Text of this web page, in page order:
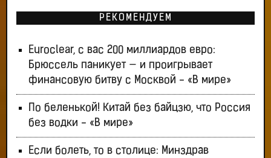
РЕКОМЕНДУЕМ
Euroclear, с вас 200 миллиардов евро:
Брюссель паникует — и проигрывает
финансовую битву с Москвой - «В мире»
По беленькой! Китай без байцзю, что Россия
без водки - «В мире»
Если болеть, то в столице: Минздрав